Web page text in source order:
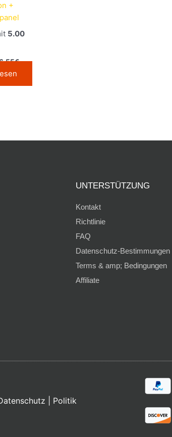
+
5.00
€
UNTERSTÜTZUNG
Kontakt
Richtlinie
FAQ
Datenschutz-Bestimmungen
Terms & amp; Bedingungen
Affiliate
Politik